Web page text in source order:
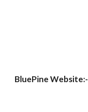
BluePine Website:-